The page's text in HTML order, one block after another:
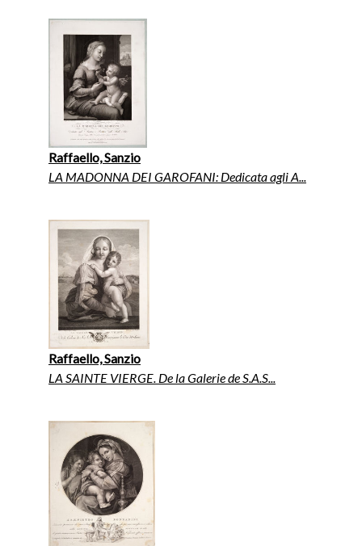
Raffaello, Sanzio
LA MADONNA DEI GAROFANI: Dedicata agli A...
Raffaello, Sanzio
LA SAINTE VIERGE. De la Galerie de S.A.S...